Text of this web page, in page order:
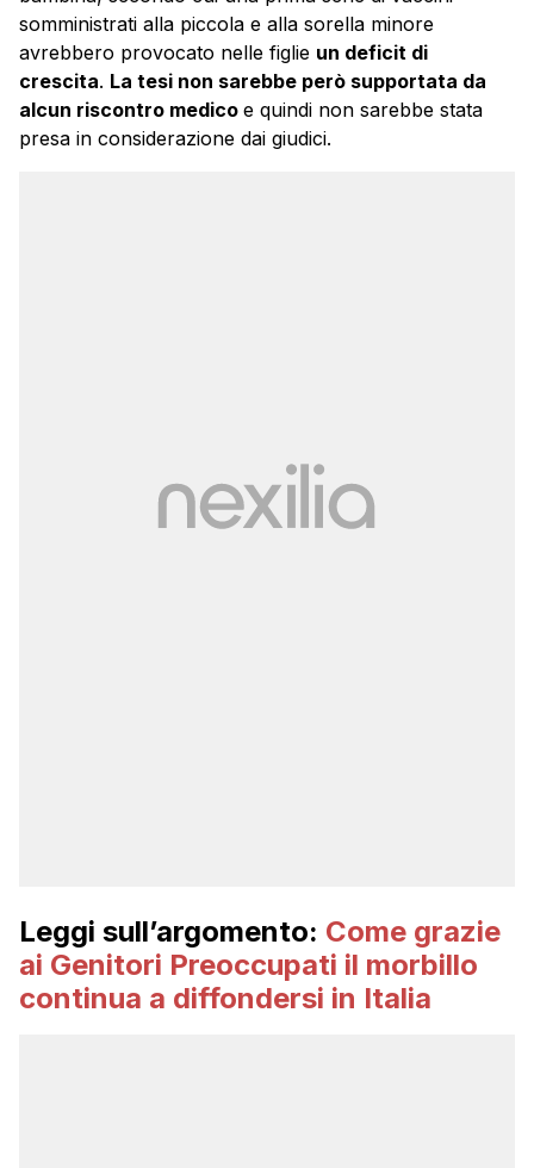
somministrati alla piccola e alla sorella minore
avrebbero provocato nelle figlie un deficit di
crescita. La tesi non sarebbe però supportata da
alcun riscontro medico e quindi non sarebbe stata
presa in considerazione dai giudici.
Leggi sull’argomento: Come grazie
ai Genitori Preoccupati il morbillo
continua a diffondersi in Italia